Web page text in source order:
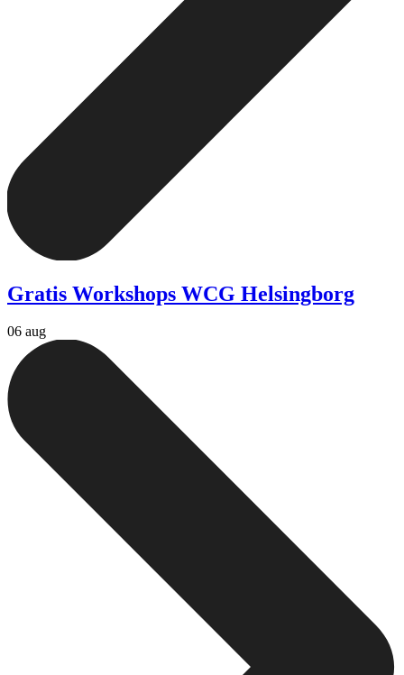
Gratis Workshops WCG Helsingborg
06 aug